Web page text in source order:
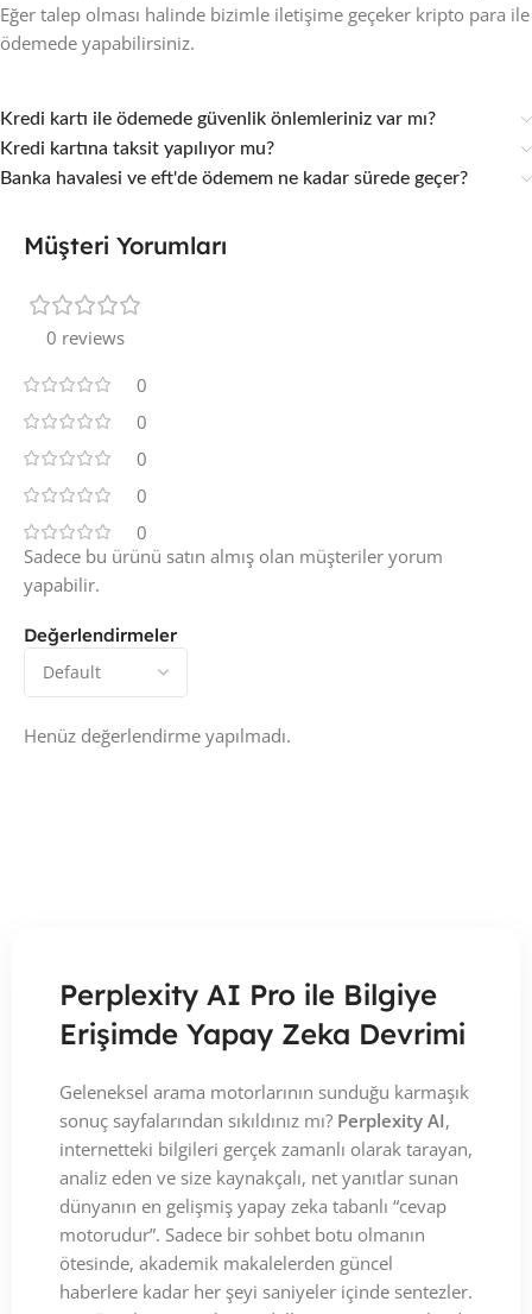
Eğer talep olması halinde bizimle iletişime geçeker kripto para ile
ödemede yapabilirsiniz.
Kredi kartı ile ödemede güvenlik önlemleriniz var mı?
Kredi kartına taksit yapılıyor mu?
Banka havalesi ve eft'de ödemem ne kadar sürede geçer?
Müşteri Yorumları
0 reviews
0
0
0
0
0
Değerlendirmeler
Henüz değerlendirme yapılmadı.
Sadece bu ürünü satın almış olan müşteriler yorum
yapabilir.
Perplexity AI Pro ile Bilgiye
Erişimde Yapay Zeka Devrimi
Geleneksel arama motorlarının sunduğu karmaşık
sonuç sayfalarından sıkıldınız mı? Perplexity AI,
internetteki bilgileri gerçek zamanlı olarak tarayan,
analiz eden ve size kaynakçalı, net yanıtlar sunan
dünyanın en gelişmiş yapay zeka tabanlı “cevap
motorudur”. Sadece bir sohbet botu olmanın
ötesinde, akademik makalelerden güncel
haberlere kadar her şeyi saniyeler içinde sentezler.